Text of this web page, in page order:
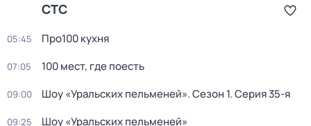
СТС
05:45 Про100 кухня
07:05 100 мест, где поесть
09:00 Шоу «Уральских пельменей». Сезон 1. Серия 35-я
09:25 Шоу «Уральских пельменей»